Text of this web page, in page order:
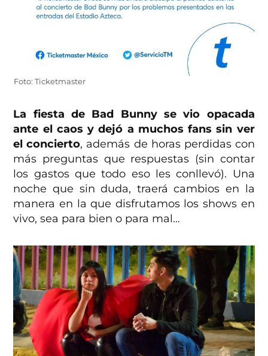
Foto: Ticketmaster
La fiesta de Bad Bunny se vio opacada
ante el caos y dejó a muchos fans sin ver
el concierto, además de horas perdidas con
más preguntas que respuestas (sin contar
los gastos que todo eso les conllevó). Una
noche que sin duda, traerá cambios en la
manera en la que disfrutamos los shows en
vivo, sea para bien o para mal…